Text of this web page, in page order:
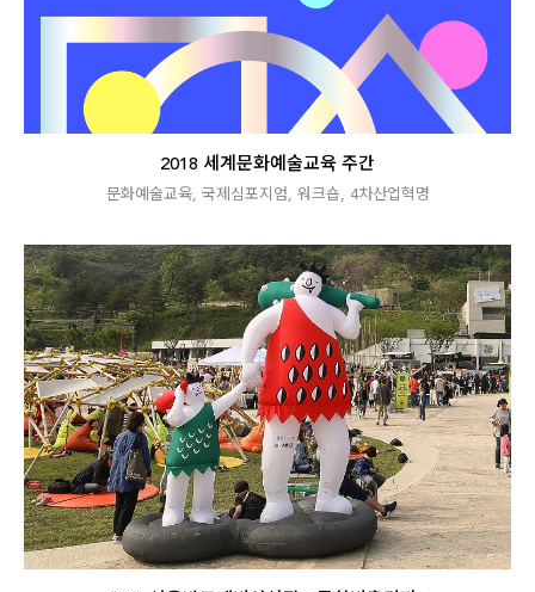
2018 세계문화예술교육 주간
문화예술교육, 국제심포지엄, 워크숍, 4차산업혁명